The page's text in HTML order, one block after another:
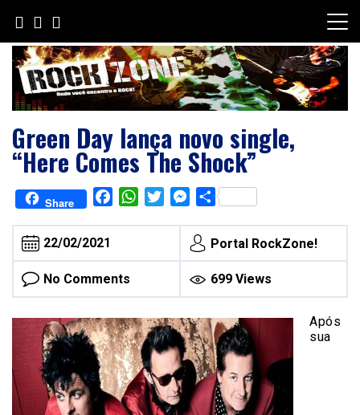
content
Green Day lança novo single,
“Here Comes The Shock”
Share FacebookWhatsAppTwitterMessenger
Share
22/02/2021 Portal RockZone!
No Comments 699 Views
Após
sua